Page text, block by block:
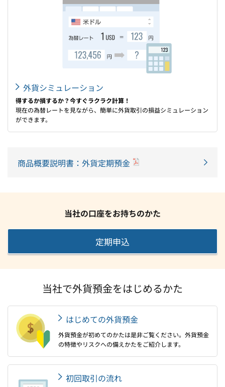
外貨シミュレーション
得するか損するか？今すぐラクラク計算！
現在の為替レートを見ながら、簡単に外貨取引の損益シミュレーション
ができます。
商品概要説明書：外貨定期預金
当社の口座をお持ちのかた
定期申込
当社で外貨預金をはじめるかた
はじめての外貨預金
外貨預金が初めてのかたは是非ご覧ください。外貨預金
の特徴やリスクへの備えかたをご紹介します。
初回取引の流れ